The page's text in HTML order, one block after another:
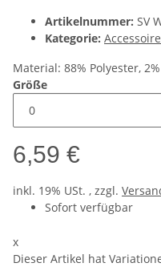
Artikelnummer: SV
Kategorie:
Material: 88% Polyester,
Größe
6,59 €
inkl. 19% USt. , zzgl.
Sofort verfügbar
x
Dieser Artikel hat